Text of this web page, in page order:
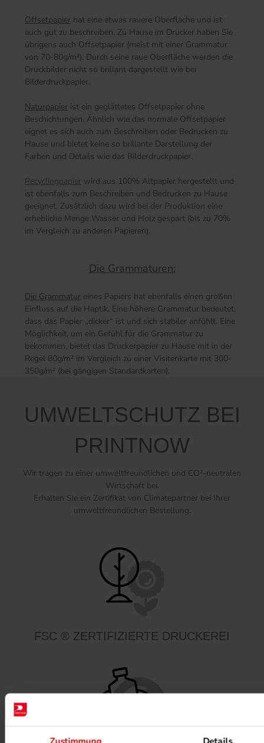
Offsetpapier hat eine etwas rauere Oberfläche und ist
auch gut zu beschreiben. Zu Hause im Drucker haben Sie
übrigens auch Offsetpapier (meist mit einer Grammatur
von 70-80g/m²). Durch seine raue Oberfläche werden die
Druckbilder nicht so brillant dargestellt wie bei
Bilderdruckpapier.
Naturpapier ist ein geglättetes Offsetpapier ohne
Beschichtungen. Ähnlich wie das normale Offsetpapier
eignet es sich auch zum Beschreiben oder Bedrucken zu
Hause und bietet keine so brillante Darstellung der
Farben und Details wie das Bilderdruckpapier.
Recyclingpapier wird aus 100% Altpapier hergestellt und
ist ebenfalls zum Beschreiben und Bedrucken zu Hause
geeignet. Zusätzlich dazu wird bei der Produktion eine
erhebliche Menge Wasser und Holz gespart (bis zu 70%
im Vergleich zu anderen Papieren).
Die Grammaturen:
Die Grammatur eines Papiers hat ebenfalls einen großen
Einfluss auf die Haptik. Eine höhere Grammatur bedeutet,
dass das Papier „dicker“ ist und sich stabiler anfühlt. Eine
Möglichkeit, um ein Gefühl für die Grammatur zu
bekommen, bietet das Druckerpapier zu Hause mit in der
Regel 80g/m² im Vergleich zu einer Visitenkarte mit 300-
350g/m² (bei gängigen Standardkarten).
UMWELTSCHUTZ BEI
PRINTNOW
Wir tragen zu einer umweltfreundlichen und CO²-neutralen
Wirtschaft bei.
Erhalten Sie ein Zertifikat von Climatepartner bei Ihrer
umweltfreundlichen Bestellung.
FSC ® ZERTIFIZIERTE DRUCKEREI